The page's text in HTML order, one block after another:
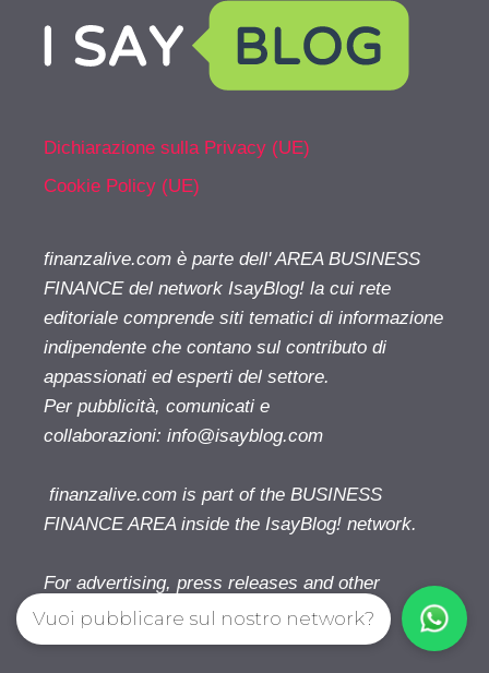
Dichiarazione sulla Privacy (UE)
Cookie Policy (UE)
finanzalive.com è parte dell' AREA BUSINESS
FINANCE del network IsayBlog! la cui rete
editoriale comprende siti tematici di informazione
indipendente che contano sul contributo di
appassionati ed esperti del settore.
Per pubblicità, comunicati e
collaborazioni: info@isayblog.com
finanzalive.com is part of the BUSINESS
FINANCE AREA inside the IsayBlog! network.
For advertising, press releases and other
opportunities:info@isayblog.com
Vuoi pubblicare sul nostro network?